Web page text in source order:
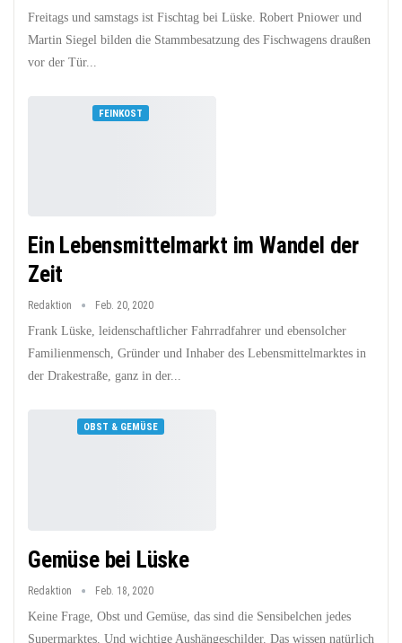
Freitags und samstags ist Fischtag bei Lüske. Robert Pniower und
Martin Siegel bilden die Stammbesatzung des Fischwagens draußen
vor der Tür...
FEINKOST
Ein Lebensmittelmarkt im Wandel der
Zeit
Redaktion Feb. 20, 2020
Frank Lüske, leidenschaftlicher Fahrradfahrer und ebensolcher
Familienmensch, Gründer und Inhaber des Lebensmittelmarktes in
der Drakestraße, ganz in der...
OBST & GEMÜSE
Gemüse bei Lüske
Redaktion Feb. 18, 2020
Keine Frage, Obst und Gemüse, das sind die Sensibelchen jedes
Supermarktes. Und wichtige Aushängeschilder. Das wissen natürlich